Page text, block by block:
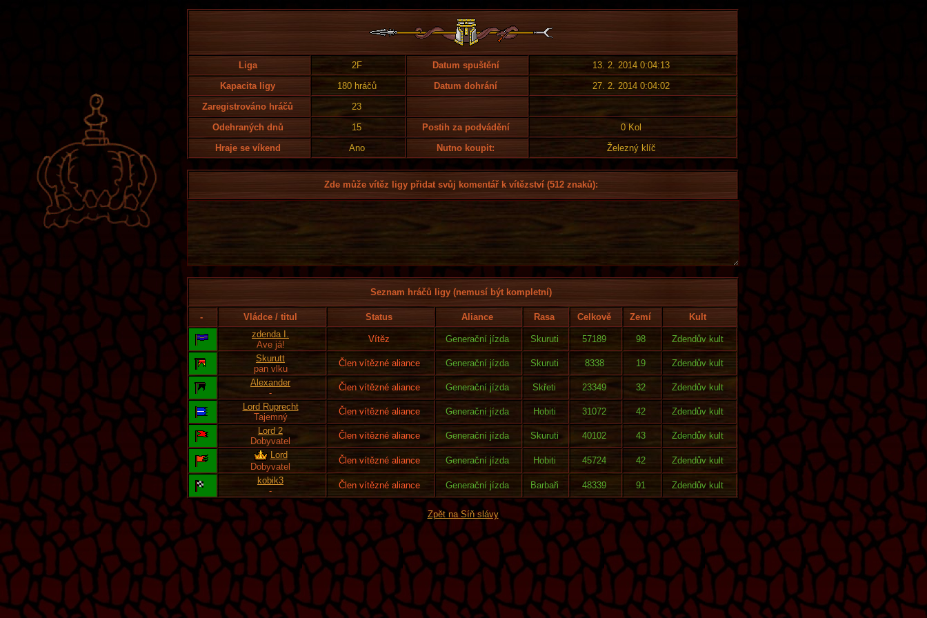
Liga 2F Datum spuštění
13. 2. 2014 0:04:13
Kapacita ligy
180 hráčů Datum dohrání
27. 2. 2014 0:04:02
Zaregistrováno hráčů
23
Odehraných dnů
15 Postih za podvádění
0 Kol
Hraje se víkend
Ano Nutno koupit: Železný klíč
Zde může vítěz ligy přidat svůj komentář k vítězství (512 znaků):
Seznam hráčů ligy (nemusí být kompletní)
- Vládce / titul Status Aliance Rasa Celkově Zemí
Kult
zdenda I.
Ave já!
Vítěz Generační jízda Skuruti 57189 98
Zdendův kult
Skurutt
pan vlku
Člen vítězné aliance Generační jízda Skuruti 8338 19
Zdendův kult
Alexander
-
Člen vítězné aliance Generační jízda Skřeti 23349 32
Zdendův kult
Lord Ruprecht
Tajemný
Člen vítězné aliance Generační jízda Hobiti 31072 42
Zdendův kult
Lord 2
Dobyvatel
Člen vítězné aliance Generační jízda Skuruti 40102 43
Zdendův kult
Lord
Dobyvatel
Člen vítězné aliance Generační jízda Hobiti 45724 42
Zdendův kult
kobik3
-
Člen vítězné aliance Generační jízda Barbaři 48339 91 Zdendův kult
Zpět na Síň slávy